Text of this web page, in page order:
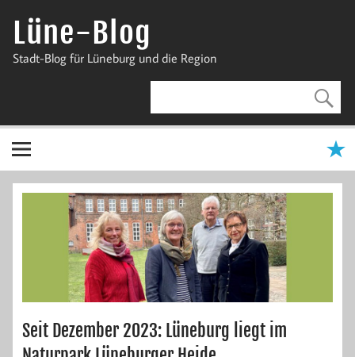
InhaltLüne-Blog
Stadt-Blog für Lüneburg und die Region
Seit Dezember 2023: Lüneburg liegt im